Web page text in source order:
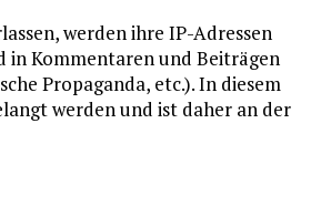
werden ihre IP-Adressen
in Kommentaren und Beiträgen
Propaganda, etc.). In diesem
werden und ist daher an der